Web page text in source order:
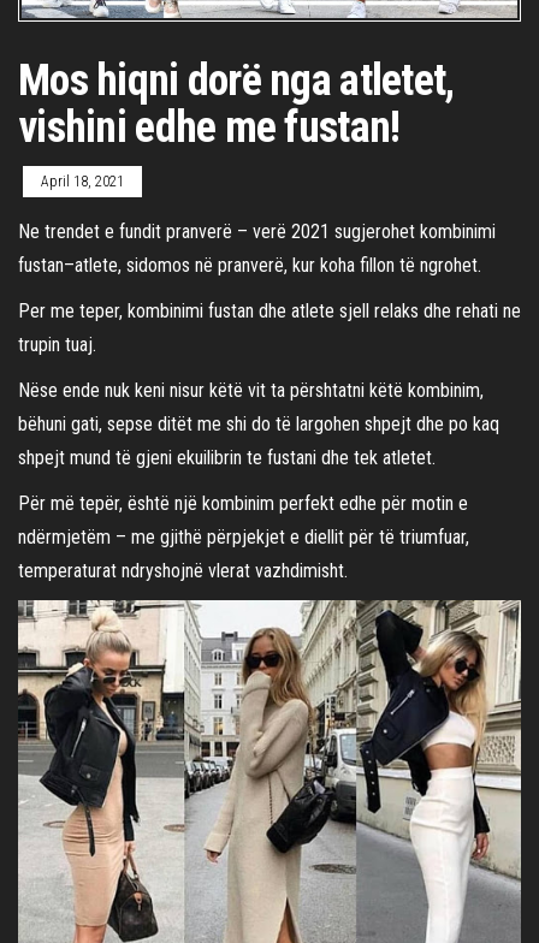
Mos hiqni dorë nga atletet,
vishini edhe me fustan!
April 18, 2021
Ne trendet e fundit pranverë – verë 2021 sugjerohet kombinimi
fustan–atlete, sidomos në pranverë, kur koha fillon të ngrohet.
Per me teper, kombinimi fustan dhe atlete sjell relaks dhe rehati ne
trupin tuaj.
Nëse ende nuk keni nisur këtë vit ta përshtatni këtë kombinim,
bëhuni gati, sepse ditët me shi do të largohen shpejt dhe po kaq
shpejt mund të gjeni ekuilibrin te fustani dhe tek atletet.
Për më tepër, është një kombinim perfekt edhe për motin e
ndërmjetëm – me gjithë përpjekjet e diellit për të triumfuar,
temperaturat ndryshojnë vlerat vazhdimisht.